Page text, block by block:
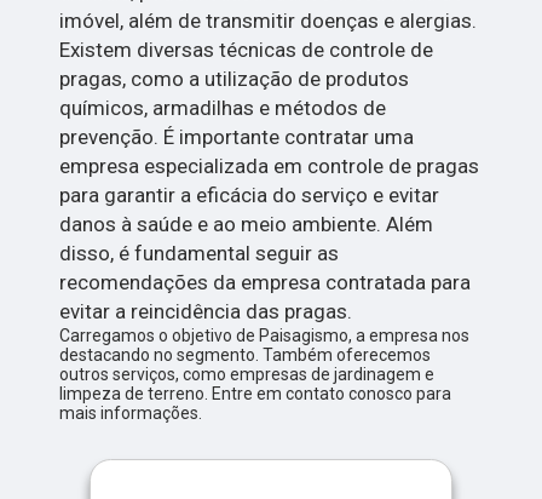
imóvel, além de transmitir doenças e alergias.
Existem diversas técnicas de controle de
pragas, como a utilização de produtos
químicos, armadilhas e métodos de
prevenção. É importante contratar uma
empresa especializada em controle de pragas
para garantir a eficácia do serviço e evitar
danos à saúde e ao meio ambiente. Além
disso, é fundamental seguir as
recomendações da empresa contratada para
evitar a reincidência das pragas.
Carregamos o objetivo de Paisagismo, a empresa nos
destacando no segmento. Também oferecemos
outros serviços, como empresas de jardinagem e
limpeza de terreno. Entre em contato conosco para
mais informações.